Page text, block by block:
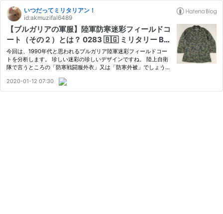
いつだってミリタリアン！
id:akmuzifal6489
【ブルガリアの軍服】陸軍防寒迷彩フィールドコ
ート（その２）とは？ 0283 🇧🇬 ミリタリー BU
LGARIAN ARMY CAMO FIELD COAT（SPLINT
ER PATTERN）1990S
今回は、1990年代と思われるブルガリア陸軍迷彩フィールドコー
トを分析します。 珍しい迷彩の珍しいデザインですね。 陸上自衛
隊で言うところの「防寒戦闘服外衣」又は「防寒外被」でしょう
す！ 目次 １ ブルガリア陸軍迷彩防寒フィールドコート（その２）
と…
2020-01-12 07:30